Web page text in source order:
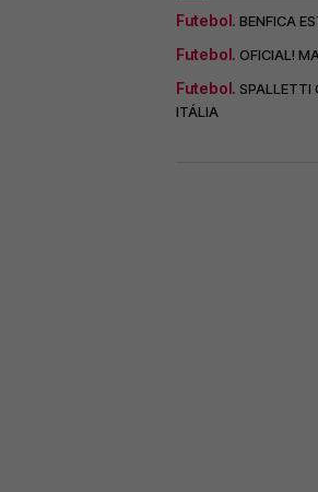
Futebol. BENFICA
Futebol. OFICIAL!
Futebol. SPALLETTI
ITÁLIA